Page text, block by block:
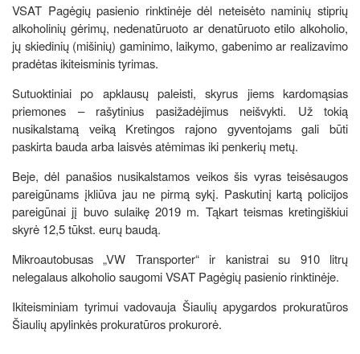
VSAT Pagėgių pasienio rinktinėje dėl neteisėto naminių stiprių
alkoholinių gėrimų, nedenatūruoto ar denatūruoto etilo alkoholio,
jų skiedinių (mišinių) gaminimo, laikymo, gabenimo ar realizavimo
pradėtas ikiteisminis tyrimas.
Sutuoktiniai po apklausų paleisti, skyrus jiems kardomąsias
priemones – rašytinius pasižadėjimus neišvykti. Už tokią
nusikalstamą veiką Kretingos rajono gyventojams gali būti
paskirta bauda arba laisvės atėmimas iki penkerių metų.
Beje, dėl panašios nusikalstamos veikos šis vyras teisėsaugos
pareigūnams įkliūva jau ne pirmą sykį. Paskutinį kartą policijos
pareigūnai jį buvo sulaikę 2019 m. Tąkart teismas kretingiškiui
skyrė 12,5 tūkst. eurų baudą.
Mikroautobusas „VW Transporter“ ir kanistrai su 910 litrų
nelegalaus alkoholio saugomi VSAT Pagėgių pasienio rinktinėje.
Ikiteisminiam tyrimui vadovauja Šiaulių apygardos prokuratūros
Šiaulių apylinkės prokuratūros prokurorė.